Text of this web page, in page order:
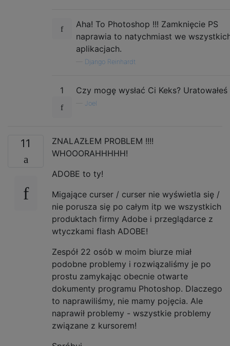
Aha! To Photoshop !!! Zamknięcie PS
naprawia to natychmiast we
aplikacjach.
Django Reinhardt
1 Czy mogę wysłać Ci Keks? Uratowałeś
Joel
11
ZNALAZŁEM PROBLEM !!!!
WHOOORAHHHHH!
ADOBE to ty!
Migające curser / curser nie wyświetla się /
nie porusza się po całym itp we wszystkich
produktach firmy Adobe i przeglądarce z
wtyczkami flash ADOBE!
Zespół 22 osób w moim biurze miał
podobne problemy i rozwiązaliśmy je po
prostu zamykając obecnie otwarte
dokumenty programu Photoshop. Dlaczego
to naprawiliśmy, nie mamy pojęcia. Ale
naprawił problemy - wszystkie problemy
związane z kursorem!